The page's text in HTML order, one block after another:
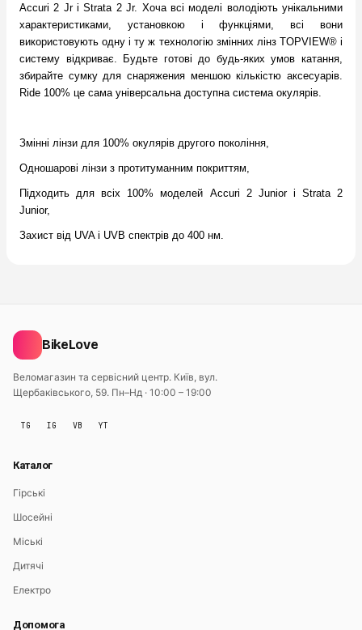
Accuri 2 Jr і Strata 2 Jr. Хоча всі моделі володіють унікальними
характеристиками, установкою і функціями, всі вони
використовують одну і ту ж технологію змінних лінз TOPVIEW® і
систему відкриває. Будьте готові до будь-яких умов катання,
збирайте сумку для снаряжения меншою кількістю аксесуарів.
Ride 100% це сама універсальна доступна система окулярiв.
Змінні лінзи для 100% окулярiв другого покоління,
Одношарові лінзи з протитуманним покриттям,
Підходить для всіх 100% моделей Accuri 2 Junior і Strata 2
Junior,
Захист від UVA і UVB спектрів до 400 нм.
BikeLove
Веломагазин та сервісний центр. Київ, вул.
Щербаківського, 59. Пн–Нд · 10:00 – 19:00
TG IG VB YT
Каталог
Гірські
Шосейні
Міські
Дитячі
Електро
Допомога